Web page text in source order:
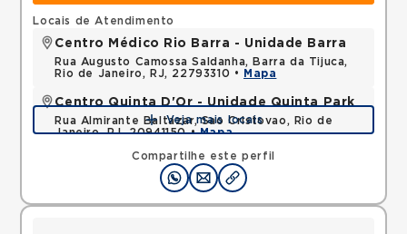
Compartilhe este perfil
Locais de Atendimento
Centro Médico Rio Barra - Unidade Barra
Rua Augusto Camossa Saldanha, Barra da Tijuca,
Rio de Janeiro, RJ, 22793310 •
Mapa
Centro Quinta D'Or - Unidade Quinta Park
Rua Almirante Baltazar, Sao Cristovao, Rio de
Janeiro, RJ, 20941150 •Mapa
Veja mais locais